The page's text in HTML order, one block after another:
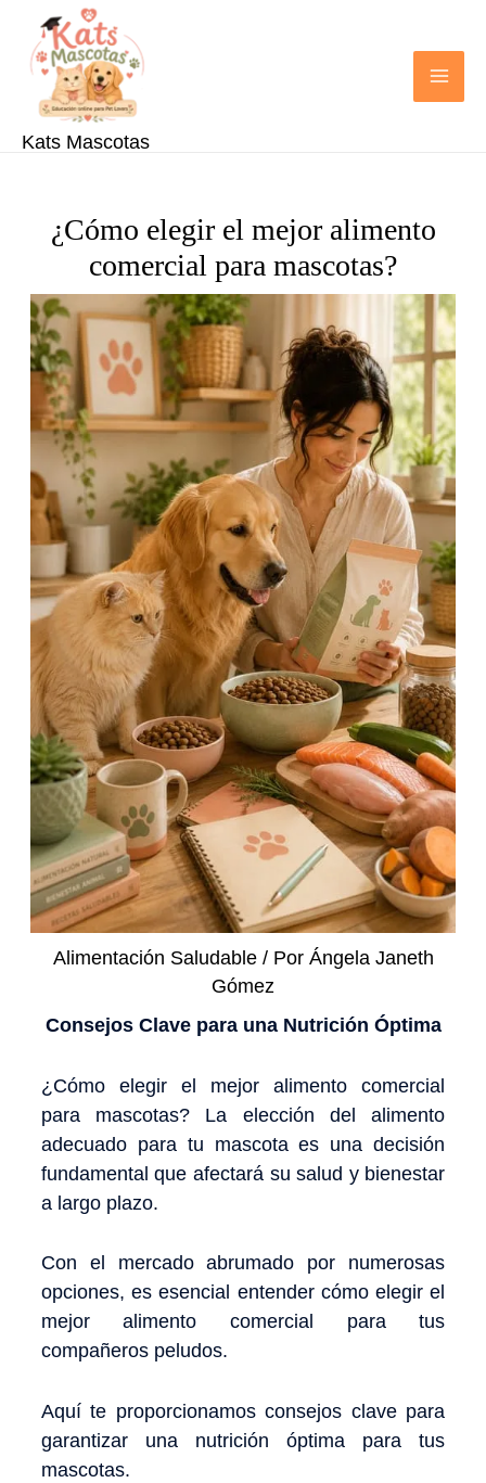
contenido
Kats Mascotas
¿Cómo elegir el mejor alimento
comercial para mascotas?
Alimentación Saludable/ Por Ángela Janeth
Gómez
Consejos Clave para una Nutrición Óptima
¿Cómo elegir el mejor alimento comercial
para mascotas? La elección del alimento
adecuado para tu mascota es una decisión
fundamental que afectará su salud y bienestar
a largo plazo.
Con el mercado abrumado por numerosas
opciones, es esencial entender cómo elegir el
mejor alimento comercial para tus
compañeros peludos.
Aquí te proporcionamos consejos clave para
garantizar una nutrición óptima para tus
mascotas.